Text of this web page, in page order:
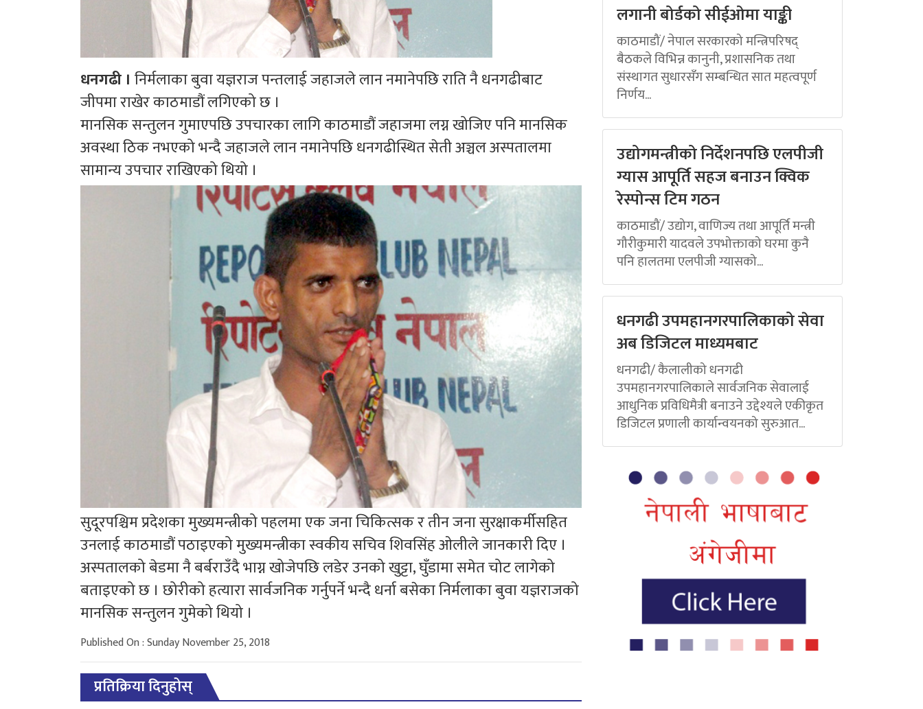
धनगढी । निर्मलाका बुवा यज्ञराज पन्तलाई जहाजले लान नमानेपछि राति नै धनगढीबाट
जीपमा राखेर काठमाडौं लगिएको छ ।
मानसिक सन्तुलन गुमाएपछि उपचारका लागि काठमाडौं जहाजमा लग्न खोजिए पनि मानसिक
अवस्था ठिक नभएको भन्दै जहाजले लान नमानेपछि धनगढीस्थित सेती अञ्चल अस्पतालमा
सामान्य उपचार राखिएको थियो ।
सुदूरपश्चिम प्रदेशका मुख्यमन्त्रीको पहलमा एक जना चिकित्सक र तीन जना सुरक्षाकर्मीसहित
उनलाई काठमाडौं पठाइएको मुख्यमन्त्रीका स्वकीय सचिव शिवसिंह ओलीले जानकारी दिए ।
अस्पतालको बेडमा नै बर्बराउँदै भाग्न खोजेपछि लडेर उनको खुट्टा, घुँडामा समेत चोट लागेको
बताइएको छ । छोरीको हत्यारा सार्वजनिक गर्नुपर्ने भन्दै धर्ना बसेका निर्मलाका बुवा यज्ञराजको
मानसिक सन्तुलन गुमेको थियो ।
Published On : Sunday November 25, 2018
प्रतिक्रिया दिनुहोस्
लगानी बोर्डको सीईओमा याङ्की
काठमाडौं/ नेपाल सरकारको मन्त्रिपरिषद्
बैठकले विभिन्न कानुनी, प्रशासनिक तथा
संस्थागत सुधारसँग सम्बन्धित सात महत्वपूर्ण
निर्णय...
उद्योगमन्त्रीको निर्देशनपछि एलपीजी
ग्यास आपूर्ति सहज बनाउन क्विक
रेस्पोन्स टिम गठन
काठमाडौं/ उद्योग, वाणिज्य तथा आपूर्ति मन्त्री
गौरीकुमारी यादवले उपभोक्ताको घरमा कुनै
पनि हालतमा एलपीजी ग्यासको...
धनगढी उपमहानगरपालिकाको सेवा
अब डिजिटल माध्यमबाट
धनगढी/ कैलालीको धनगढी
उपमहानगरपालिकाले सार्वजनिक सेवालाई
आधुनिक प्रविधिमैत्री बनाउने उद्देश्यले एकीकृत
डिजिटल प्रणाली कार्यान्वयनको सुरुआत...